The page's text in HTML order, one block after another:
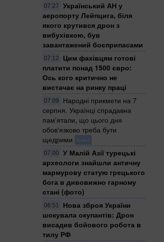
07:27
Український АН у
аеропорту Лейпцига, біля
якого крутився дрон з
вибухівкою, був
завантажений боєприпасами
07:12
Цим фахівцям готові
платити понад 1500 євро:
Ось кого критично не
вистачає на ринку праці
07:09
Народні прикмети на 7
серпня. Українці спрадавна
пам'ятали, що цього дня
обов'язково треба бути
щедрими
Блог
07:00
У Малій Азії турецькі
археологи знайшли античну
мармурову статую грецького
бога в дивовижно гарному
стані (фото)
06:51
Нова зброя України
шокувала окупантів: Дрон
висадив бойового робота в
тилу РФ